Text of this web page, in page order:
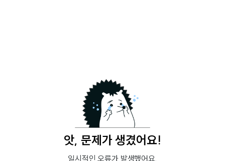
앗, 문제가 생겼어요!
일시적인 오류가 발생했어요.